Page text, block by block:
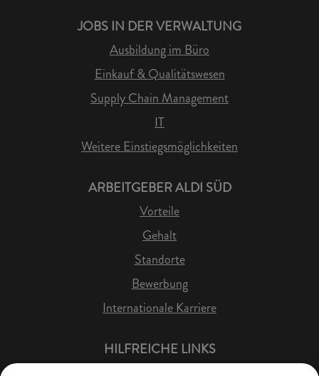
JOBS IN DER VERWALTUNG
Ausbildung im Büro
Einkauf & Qualitätswesen
Supply Chain Management
IT
Weitere Einstiegsmöglichkeiten
ARBEITGEBER ALDI SÜD
Vorteile
Gehalt
Standorte
Bewerbung
Internationale Karriere
HILFREICHE LINKS